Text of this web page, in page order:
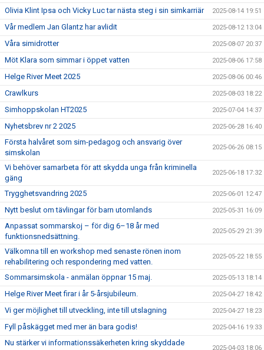
Olivia Klint Ipsa och Vicky Luc tar nästa steg i sin simkarriär 2025-08-14 19:51
Vår medlem Jan Glantz har avlidit 2025-08-12 13:04
Våra simidrotter 2025-08-07 20:37
Möt Klara som simmar i öppet vatten 2025-08-06 17:58
Helge River Meet 2025 2025-08-06 00:46
Crawlkurs 2025-08-03 18:22
Simhoppskolan HT2025 2025-07-04 14:37
Nyhetsbrev nr 2 2025 2025-06-28 16:40
Första halvåret som sim-pedagog och ansvarig över
simskolan
2025-06-26 08:15
Vi behöver samarbeta för att skydda unga från kriminella
gäng
2025-06-18 17:32
Trygghetsvandring 2025 2025-06-01 12:47
Nytt beslut om tävlingar för barn utomlands 2025-05-31 16:09
Anpassat sommarskoj – för dig 6–18 år med
funktionsnedsättning.
2025-05-29 21:39
Välkomna till en workshop med senaste rönen inom
rehabilitering och respondering med vatten.
2025-05-22 18:55
Sommarsimskola - anmälan öppnar 15 maj. 2025-05-13 18:14
Helge River Meet firar i år 5-årsjubileum. 2025-04-27 18:42
Vi ger möjlighet till utveckling, inte till utslagning 2025-04-27 18:23
Fyll påskägget med mer än bara godis! 2025-04-16 19:33
Nu stärker vi informationssäkerheten kring skyddade
2025-04-03 18:06